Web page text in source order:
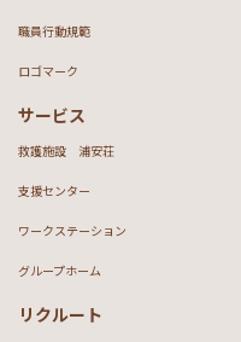
職員行動規範
ロゴマーク
サービス
救護施設 浦安荘
支援センター
ワークステーション
グループホーム
リクルート